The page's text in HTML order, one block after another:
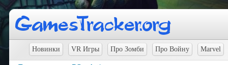
Новинки VR Игры Про Зомби Про Войну Marvel